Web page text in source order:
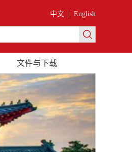
中文 English
文件与下载